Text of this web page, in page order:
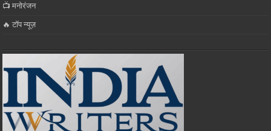
📺 मनोरंजन
🔥 टॉप न्यूज़